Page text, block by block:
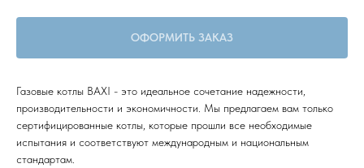
ОФОРМИТЬ ЗАКАЗ
Газовые котлы BAXI - это идеальное сочетание надежности,
производительности и экономичности. Мы предлагаем вам только
сертифицированные котлы, которые прошли все необходимые
испытания и соответствуют международным и национальным
стандартам.